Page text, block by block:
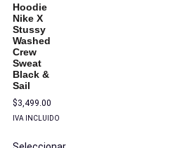
Hoodie
Nike X
Stussy
Washed
Crew
Sweat
Black &
Sail
$3,499.00
IVA INCLUIDO